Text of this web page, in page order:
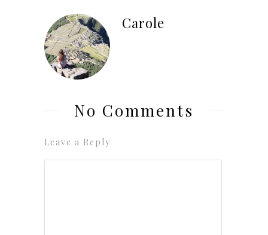
Carole
No Comments
Leave a Reply